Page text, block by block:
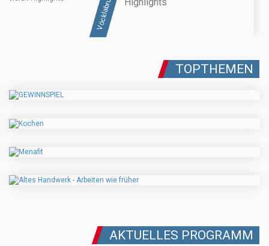
Vöcklabruck
TOPTHEMEN
AKTUELLES PROGRAMM